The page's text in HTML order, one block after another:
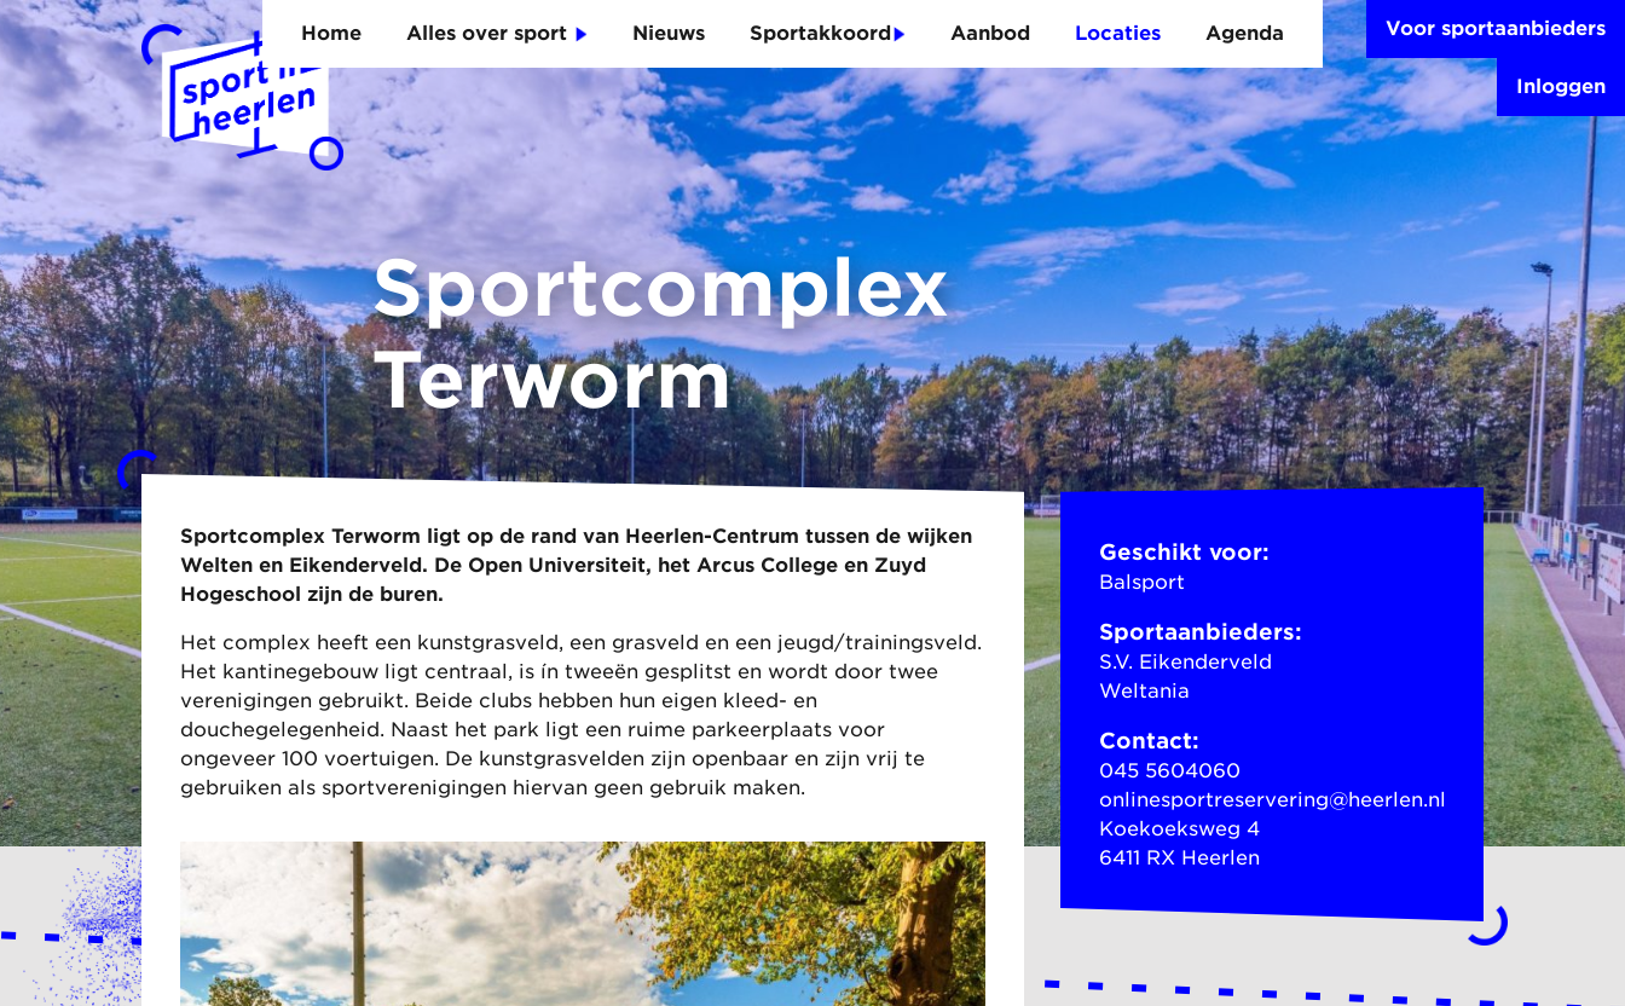
Home Alles over sport Nieuws Sportakkoord Aanbod Locaties Agenda Voor sportaanbieders
Inloggen
Sportcomplex
Terworm
Sportcomplex Terworm ligt op de rand van Heerlen-Centrum tussen de wijken
Welten en Eikenderveld. De Open Universiteit, het Arcus College en Zuyd
Hogeschool zijn de buren.
Het complex heeft een kunstgrasveld, een grasveld en een jeugd/trainingsveld.
Het kantinegebouw ligt centraal, is ín tweeën gesplitst en wordt door twee
verenigingen gebruikt. Beide clubs hebben hun eigen kleed- en
douchegelegenheid. Naast het park ligt een ruime parkeerplaats voor
ongeveer 100 voertuigen. De kunstgrasvelden zijn openbaar en zijn vrij te
gebruiken als sportverenigingen hiervan geen gebruik maken.
Geschikt voor:
Balsport
Sportaanbieders:
S.V. Eikenderveld
Weltania
Contact:
045 5604060
onlinesportreservering@heerlen.nl
Koekoeksweg 4
6411 RX Heerlen